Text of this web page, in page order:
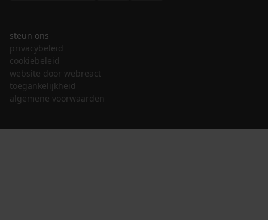
steun ons
privacybeleid
cookiebeleid
website door webreact
toegankelijkheid
algemene voorwaarden